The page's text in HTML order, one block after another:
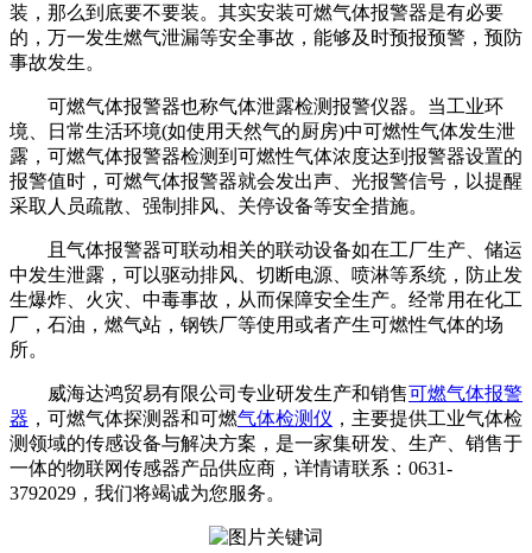
装，那么到底要不要装。其实安装可燃气体报警器是有必要
的，万一发生燃气泄漏等安全事故，能够及时预报预警，预防
事故发生。
可燃气体报警器也称气体泄露检测报警仪器。当工业环
境、日常生活环境(如使用天然气的厨房)中可燃性气体发生泄
露，可燃气体报警器检测到可燃性气体浓度达到报警器设置的
报警值时，可燃气体报警器就会发出声、光报警信号，以提醒
采取人员疏散、强制排风、关停设备等安全措施。
且气体报警器可联动相关的联动设备如在工厂生产、储运
中发生泄露，可以驱动排风、切断电源、喷淋等系统，防止发
生爆炸、火灾、中毒事故，从而保障安全生产。经常用在化工
厂，石油，燃气站，钢铁厂等使用或者产生可燃性气体的场
所。
威海达鸿贸易有限公司专业研发生产和销售可燃气体报警
器 ，可燃气体探测器和可燃气体检测仪 ，主要提供工业气体检
测领域的传感设备与解决方案，是一家集研发、生产、销售于
一体的物联网传感器产品供应商，详情请联系：0631-
3792029，我们将竭诚为您服务。